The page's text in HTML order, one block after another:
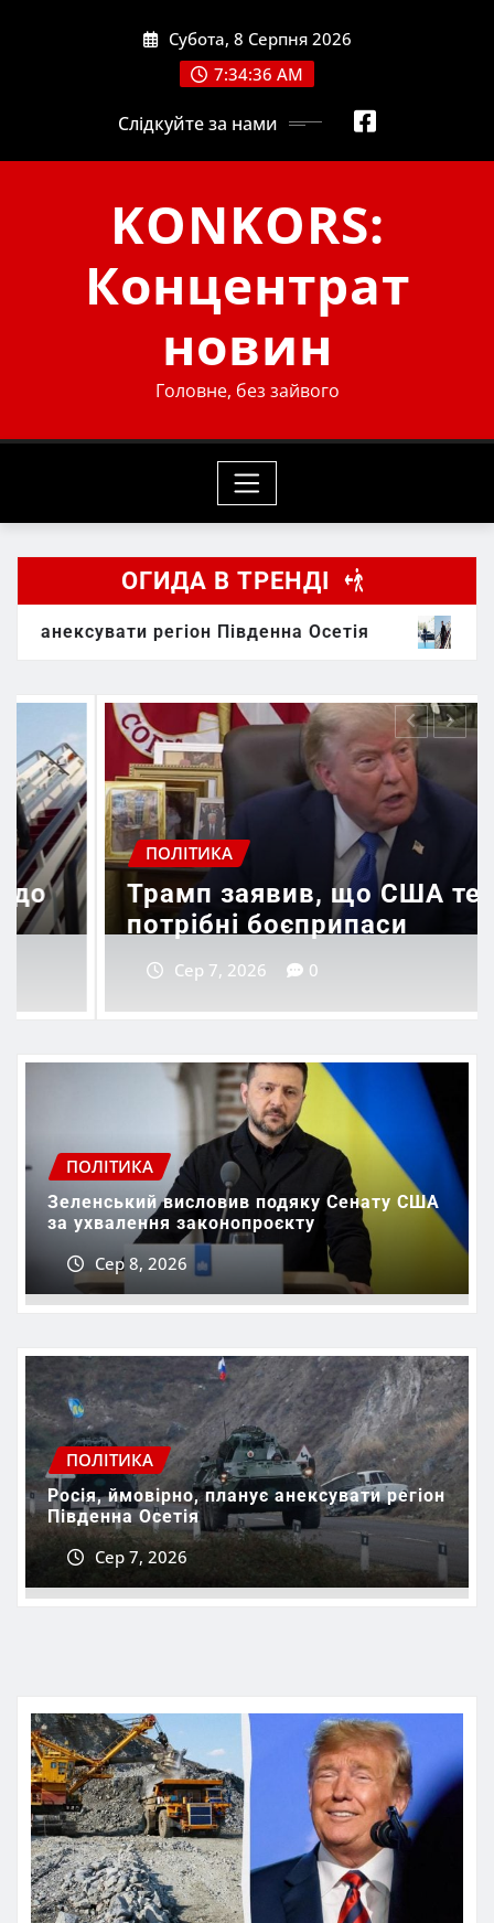
Субота, 8 Серпня 2026
7:34:38 AM
Слідкуйте за нами
KONKORS:
Концентрат
новин
Головне, без зайвого
ОГИДА В ТРЕНДІ
Південна Осетія Розпочався візит
США теж
ПОЛІТИКА
Микола Греков:
моральний
незавершеною
справою
Сер 7, 2026
ПОЛІТИКА
Зеленський висловив подяку Сенату США
за ухвалення законопроєкту
Сер 8, 2026
ПОЛІТИКА
Росія, ймовірно, планує анексувати регіон
Південна Осетія
Сер 7, 2026